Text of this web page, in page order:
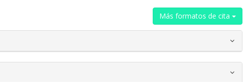
Más formatos de cita